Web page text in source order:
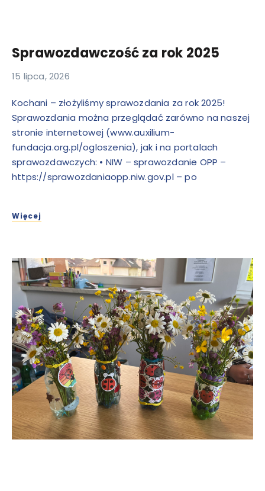
Sprawozdawczość za rok 2025
15 lipca, 2026
Kochani – złożyliśmy sprawozdania za rok 2025!
Sprawozdania można przeglądać zarówno na naszej
stronie internetowej (www.auxilium-
fundacja.org.pl/ogloszenia), jak i na portalach
sprawozdawczych: • NIW – sprawozdanie OPP –
https://sprawozdaniaopp.niw.gov.pl – po
Więcej